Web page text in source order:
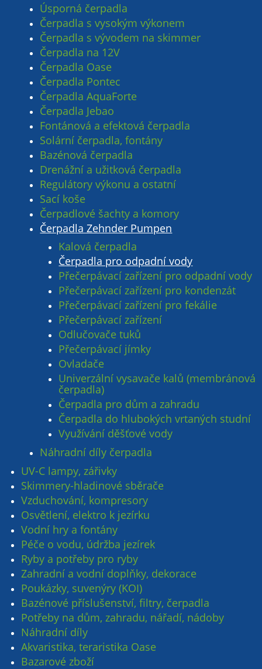
Úsporná čerpadla
Čerpadla s vysokým výkonem
Čerpadla s vývodem na skimmer
Čerpadla na 12V
Čerpadla Oase
Čerpadla Pontec
Čerpadla AquaForte
Čerpadla Jebao
Fontánová a efektová čerpadla
Solární čerpadla, fontány
Bazénová čerpadla
Drenážní a užitková čerpadla
Regulátory výkonu a ostatní
Sací koše
Čerpadlové šachty a komory
Čerpadla Zehnder Pumpen
Kalová čerpadla
Čerpadla pro odpadní vody
Přečerpávací zařízení pro odpadní vody
Přečerpávací zařízení pro kondenzát
Přečerpávací zařízení pro fekálie
Přečerpávací zařízení
Odlučovače tuků
Přečerpávací jímky
Ovladače
Univerzální vysavače kalů (membránová
čerpadla)
Čerpadla pro dům a zahradu
Čerpadla do hlubokých vrtaných studní
Využívání děšťové vody
Náhradní díly čerpadla
UV-C lampy, zářivky
Skimmery-hladinové sběrače
Vzduchování, kompresory
Osvětlení, elektro k jezírku
Vodní hry a fontány
Péče o vodu, údržba jezírek
Ryby a potřeby pro ryby
Zahradní a vodní doplňky, dekorace
Poukázky, suvenýry (KOI)
Bazénové příslušenství, filtry, čerpadla
Potřeby na dům, zahradu, nářadí, nádoby
Náhradní díly
Akvaristika, teraristika Oase
Bazarové zboží